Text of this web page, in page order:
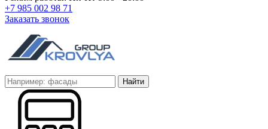
+7 985 002 98 71
Заказать звонок
Найти